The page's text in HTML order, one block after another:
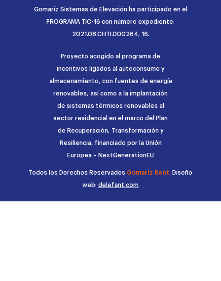
Gomariz Sistemas de Elevación ha participado en el
PROGRAMA TIC-16 con número expediente:
2021.08.CHTI.000264, 16.
Proyecto acogido al programa de
incentivos ligados al autoconsumo y
almacenamiento, con fuentes de energía
renovables, así como a la implantación
de sistemas térmicos renovables al
sector residencial en el marco del Plan
de Recuperación, Transformación y
Resiliencia, financiado por la Unión
Europea – NextGenerationEU
Todos los Derechos Reservados Gomariz Rent. Diseño
web: delefant.com